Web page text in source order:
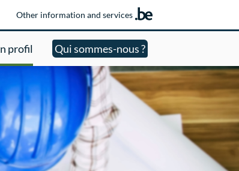
Other information and services
profil Qui sommes-nous ?